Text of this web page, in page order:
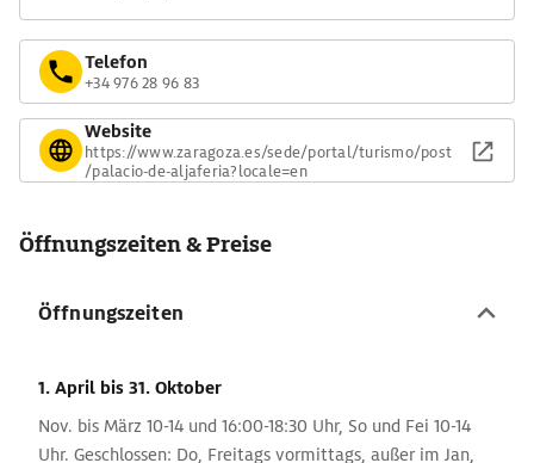
Telefon
+34 976 28 96 83
Website
https://www.zaragoza.es/sede/portal/turismo/post
/palacio-de-aljaferia?locale=en
Öffnungszeiten & Preise
Öffnungszeiten
1. April bis 31. Oktober
Nov. bis März 10-14 und 16:00-18:30 Uhr, So und Fei 10-14
Uhr. Geschlossen: Do, Freitags vormittags, außer im Jan,